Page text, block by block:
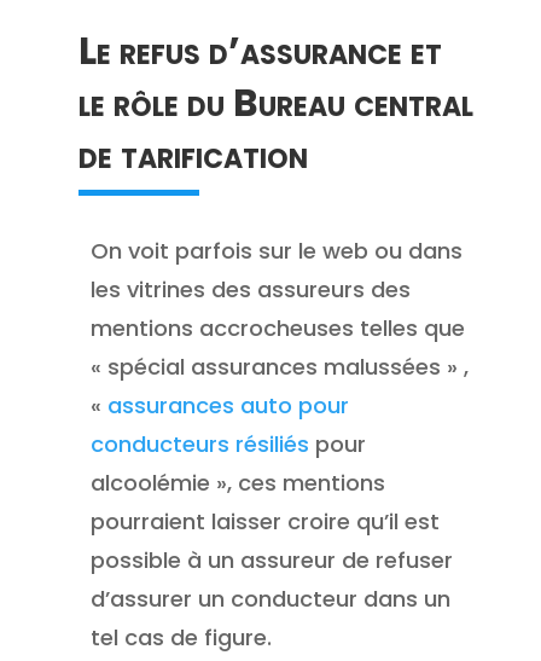
Le refus d’assurance et
le rôle du Bureau central
de tarification
On voit parfois sur le web ou dans
les vitrines des assureurs des
mentions accrocheuses telles que
« spécial assurances malussées » ,
« assurances auto pour
conducteurs résiliés pour
alcoolémie », ces mentions
pourraient laisser croire qu’il est
possible à un assureur de refuser
d’assurer un conducteur dans un
tel cas de figure.